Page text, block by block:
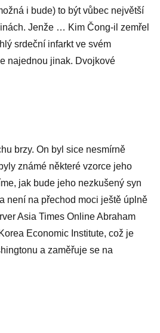
i bude) to být vůbec největší
Jenže … Kim Čong-il zemřel
srdeční infarkt ve svém
najednou jinak. Dvojkové
brzy. On byl sice nesmírně
známé některé vzorce jeho
jak bude jeho nezkušený syn
není na přechod moci ještě úplně
Asia Times Online Abraham
Economic Institute, což je
a zaměřuje se na